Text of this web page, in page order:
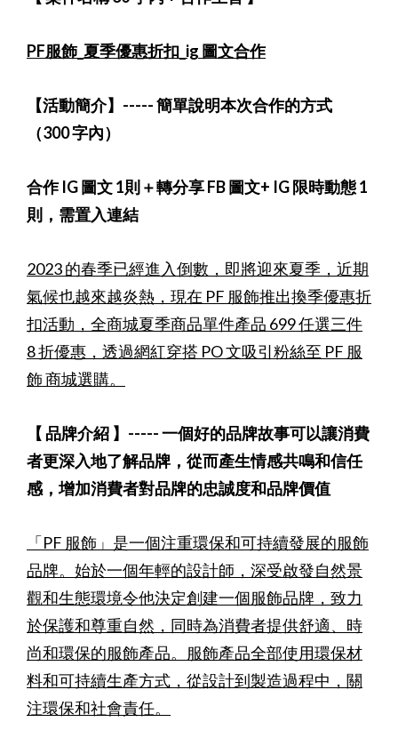
PF服飾_夏季優惠折扣_ig 圖文合作
【活動簡介】 -----簡單說明本次合作的方式
（300 字內）
合作 IG 圖文 1則＋轉分享 FB 圖文+ IG 限時動態 1
則，需置入連結
2023 的春季已經進入倒數，即將迎來夏季，近期
氣候也越來越炎熱，現在 PF 服飾推出換季優惠折
扣活動，全商城夏季商品單件產品 699 任選三件
8 折優惠，透過網紅穿搭 PO 文吸引粉絲至 PF 服
飾 商城選購。
【 品牌介紹 】-----一個好的品牌故事可以讓消費
者更深入地了解品牌，從而產生情感共鳴和信任
感，增加消費者對品牌的忠誠度和品牌價值
「PF 服飾」是一個注重環保和可持續發展的服飾
品牌。始於一個年輕的設計師，深受啟發自然景
觀和生態環境令他決定創建一個服飾品牌，致力
於保護和尊重自然，同時為消費者提供舒適、時
尚和環保的服飾產品。服飾產品全部使用環保材
料和可持續生產方式，從設計到製造過程中，關
注環保和社會責任。